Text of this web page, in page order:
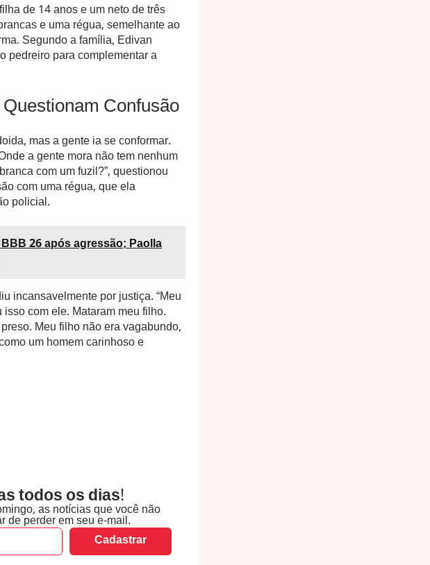
de 14 anos e um neto de três
e uma régua, semelhante ao
Segundo a família, Edivan
pedreiro para complementar a
Confusão
mas a gente ia se conformar.
a gente mora não tem nenhum
com um fuzil?”, questionou
com uma régua, que ela
policial.
26 após agressão; Paolla
incansavelmente por justiça. “Meu
com ele. Mataram meu filho.
Meu filho não era vagabundo,
um homem carinhoso e
todos os dias!
as notícias que você não
de perder em seu e-mail.
Cadastrar